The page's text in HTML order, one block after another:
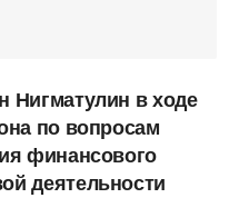
Нигматулин в ходе
по вопросам
финансового
деятельности